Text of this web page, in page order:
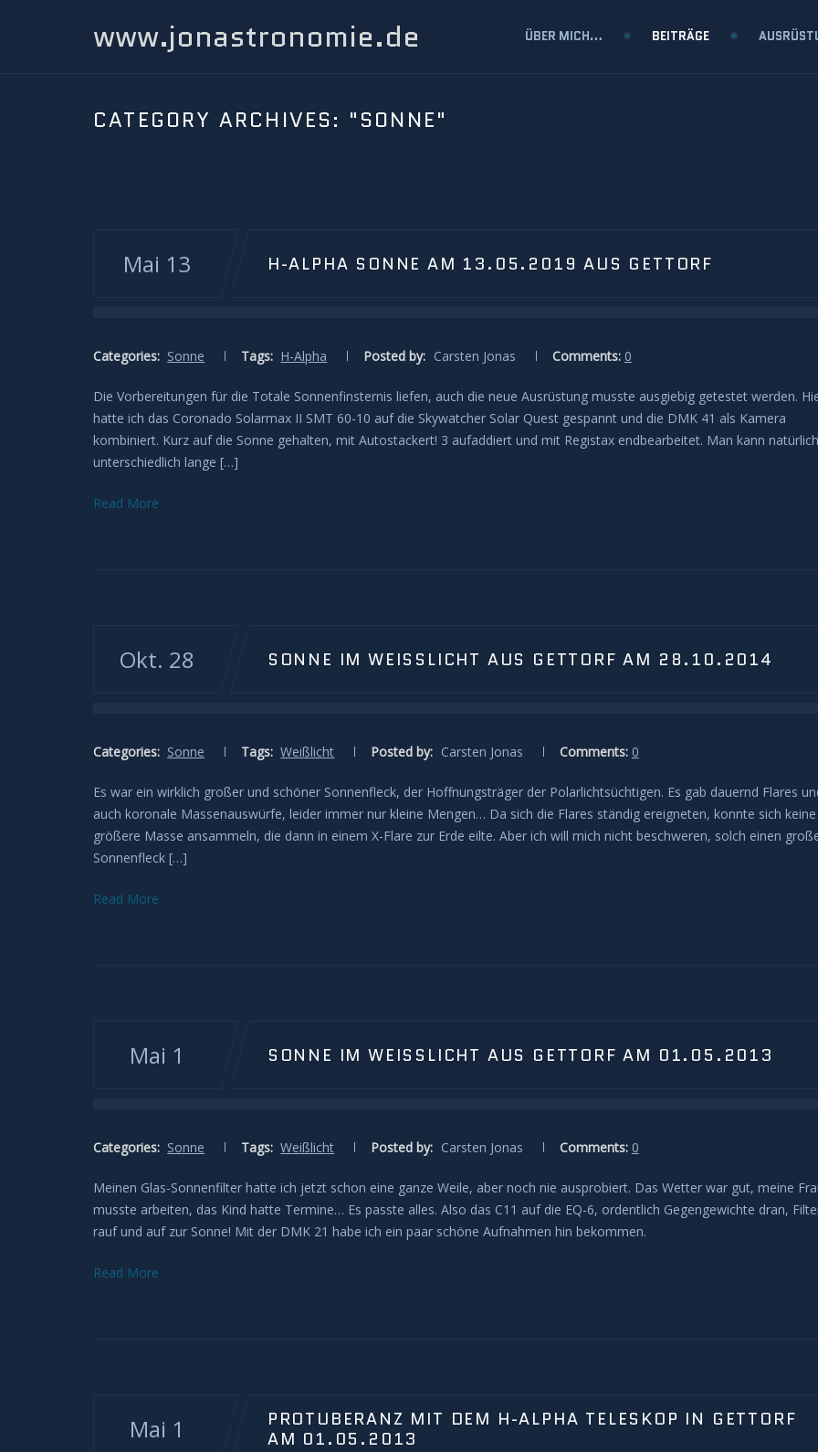
www.jonastronomie.de ÜBER MICH… BEITRÄGE
CATEGORY ARCHIVES: "SONNE"
Mai 13 H-ALPHA SONNE AM 13.05.2019 AUS GETTORF
Categories: Sonne Tags: H-Alpha Posted by: Carsten Jonas Comments: 0
Die Vorbereitungen für die Totale Sonnenfinsternis liefen, auch die neue Ausrüstung musste ausgiebig getestet werden.
hatte ich das Coronado Solarmax II SMT 60-10 auf die Skywatcher Solar Quest gespannt und die DMK 41 als Kamera
kombiniert. Kurz auf die Sonne gehalten, mit Autostackert! 3 aufaddiert und mit Registax endbearbeitet. Man kann natürlich
unterschiedlich lange […]
Read More
Okt. 28 SONNE IM WEISSLICHT AUS GETTORF AM 28.10.2014
Categories: Sonne Tags: Weißlicht Posted by: Carsten Jonas Comments: 0
Es war ein wirklich großer und schöner Sonnenfleck, der Hoffnungsträger der Polarlichtsüchtigen. Es gab dauernd Flares
auch koronale Massenauswürfe, leider immer nur kleine Mengen… Da sich die Flares ständig ereigneten, konnte sich keine
größere Masse ansammeln, die dann in einem X-Flare zur Erde eilte. Aber ich will mich nicht beschweren, solch einen
Sonnenfleck […]
Read More
Mai 1 SONNE IM WEISSLICHT AUS GETTORF AM 01.05.2013
Categories: Sonne Tags: Weißlicht Posted by: Carsten Jonas Comments: 0
Meinen Glas-Sonnenfilter hatte ich jetzt schon eine ganze Weile, aber noch nie ausprobiert. Das Wetter war gut, meine
musste arbeiten, das Kind hatte Termine… Es passte alles. Also das C11 auf die EQ-6, ordentlich Gegengewichte dran,
rauf und auf zur Sonne! Mit der DMK 21 habe ich ein paar schöne Aufnahmen hin bekommen.
Read More
Mai 1
PROTUBERANZ MIT DEM H-ALPHA TELESKOP IN GETTORF
AM 01.05.2013